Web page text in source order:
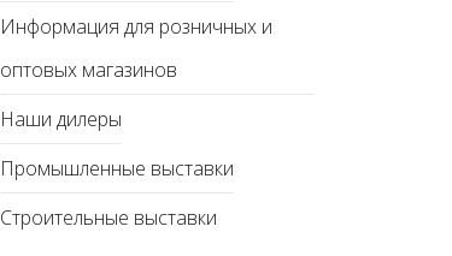
Информация для розничных и
оптовых магазинов
Наши дилеры
Промышленные выставки
Строительные выставки